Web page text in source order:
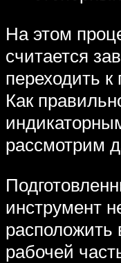
На этом
считается
переходить
Как
рассмотрим
инструмент
расположить
рабочей